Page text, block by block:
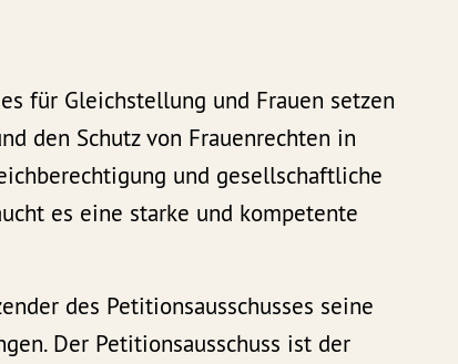
für Gleichstellung und Frauen setzen
den Schutz von Frauenrechten in
und gesellschaftliche
es eine starke und kompetente
des Petitionsausschusses seine
Der Petitionsausschuss ist der